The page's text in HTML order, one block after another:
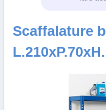
Scaffalature